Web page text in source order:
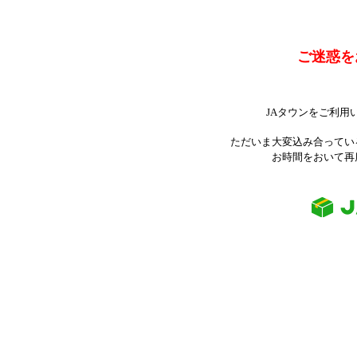
ご迷惑
JAタウンをご利用
ただいま大変込み合って
お時間をおいて